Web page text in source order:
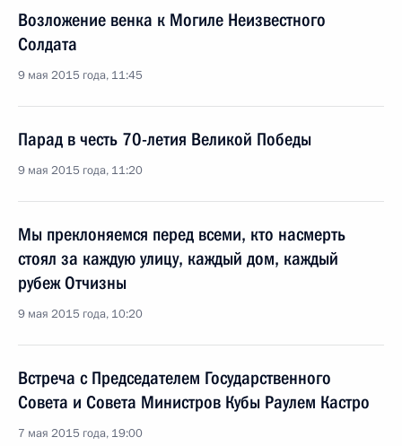
Возложение венка к Могиле Неизвестного
Солдата
9 мая 2015 года, 11:45
Парад в честь 70-летия Великой Победы
9 мая 2015 года, 11:20
Мы преклоняемся перед всеми, кто насмерть
стоял за каждую улицу, каждый дом, каждый
рубеж Отчизны
9 мая 2015 года, 10:20
Встреча с Председателем Государственного
Совета и Совета Министров Кубы Раулем Кастро
7 мая 2015 года, 19:00